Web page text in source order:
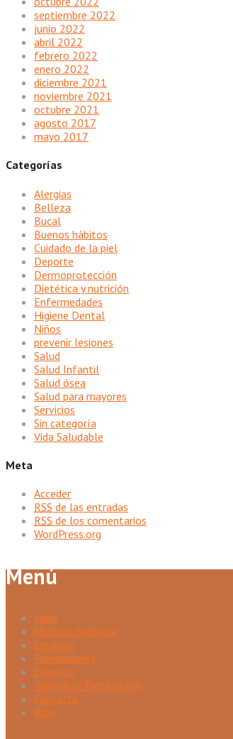
septiembre 2022
junio 2022
abril 2022
febrero 2022
enero 2022
diciembre 2021
noviembre 2021
octubre 2021
agosto 2017
mayo 2017
Categorías
Alergias
Belleza
Bucal
Buenos hábitos
Cuidado de la piel
Deporte
Dermoprotección
Dietética y nutrición
Enfermedades
Higiene Dental
Niños
prevenir lesiones
Salud
Salud Infantil
Salud ósea
Salud para mayores
Servicios
Sin categoría
Vida Saludable
Meta
Acceder
RSS de las entradas
RSS de los comentarios
WordPress.org
Menú
Inicio
Nuestra farmacia
Servicios
Promociones
Eventos
Tarjeta de Fidelizacion
Contacto
Blog